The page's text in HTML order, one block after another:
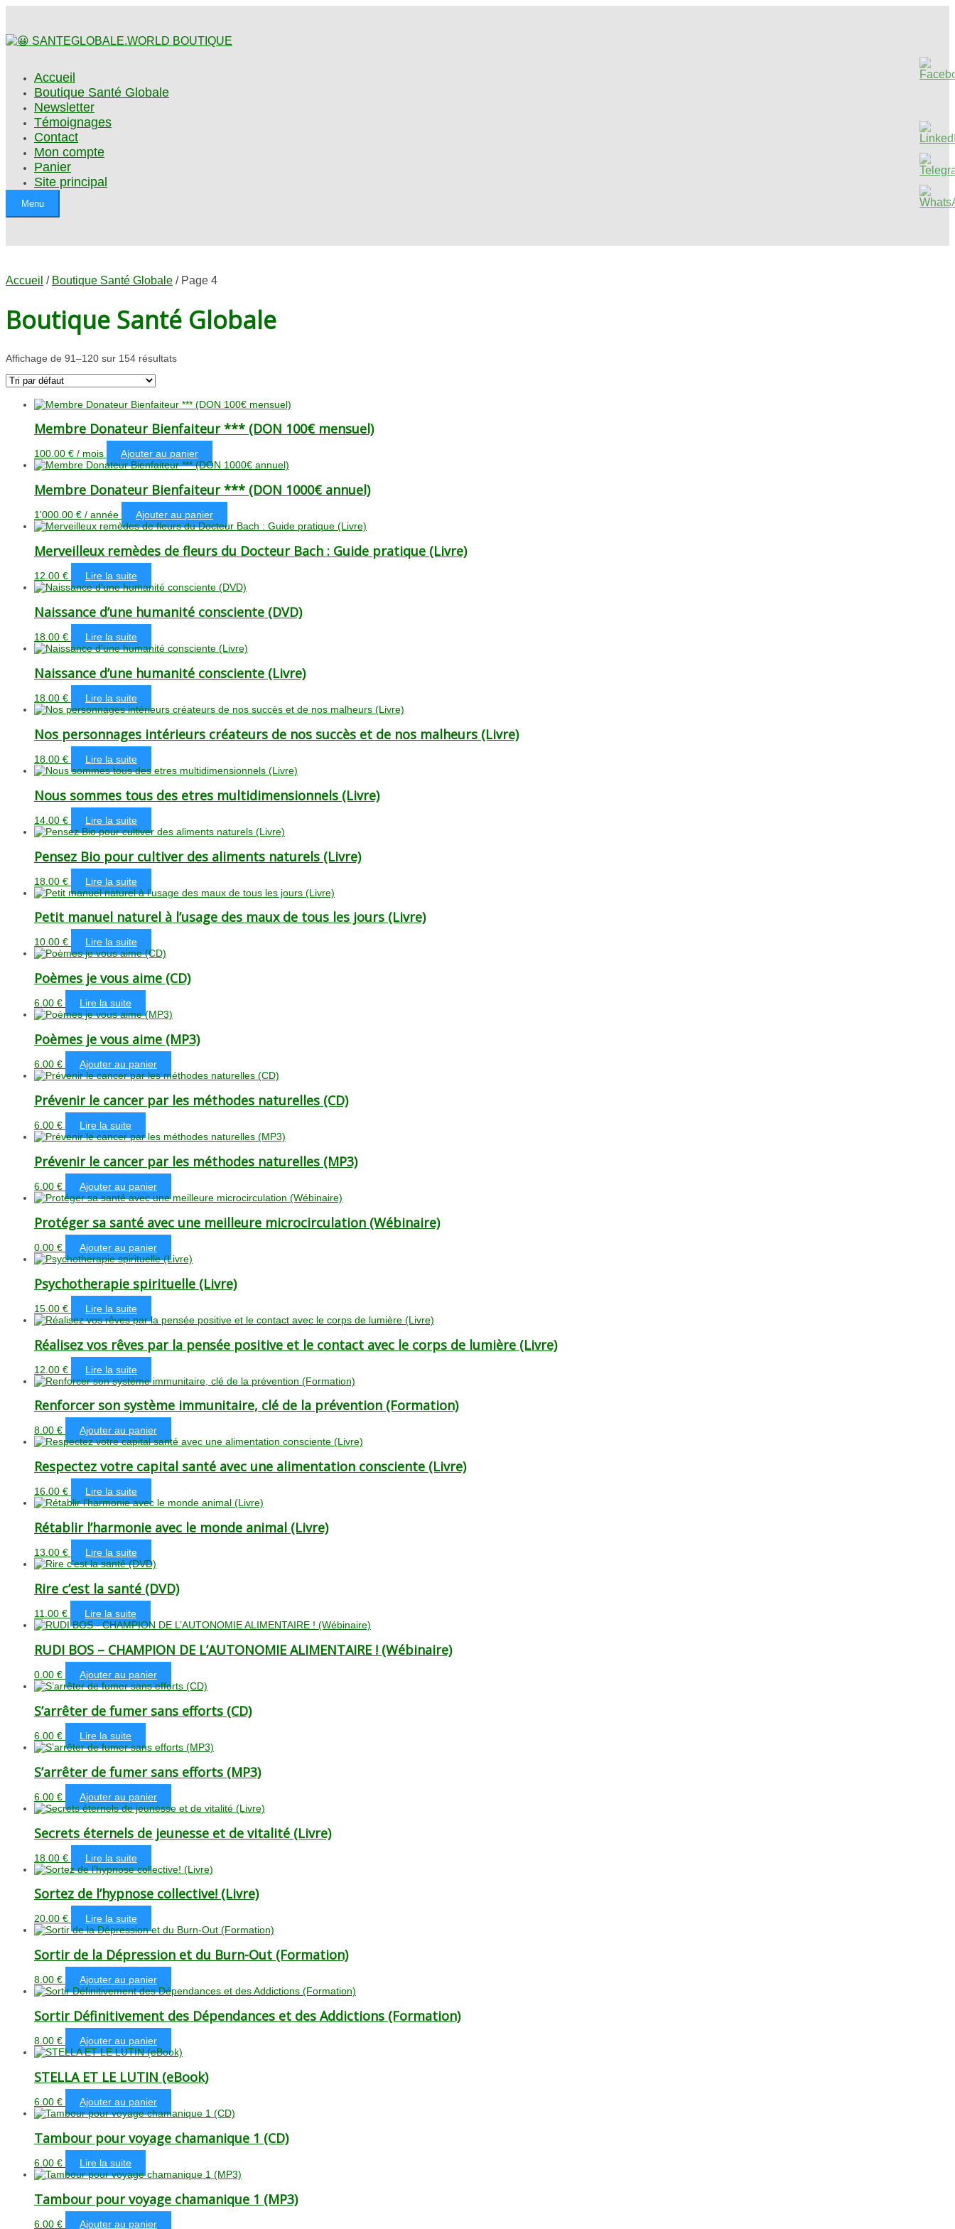
Accueil
Boutique Santé Globale
Newsletter
Témoignages
Contact
Mon compte
Panier
Site principal
Menu
Accueil / Boutique Santé Globale / Page 4
Boutique Santé Globale
Affichage de 91–120 sur 154 résultats
Membre Donateur Bienfaiteur *** (DON 100€ mensuel)
100.00 € / mois Ajouter au panier
Membre Donateur Bienfaiteur *** (DON 1000€ annuel)
1'000.00 € / année Ajouter au panier
Merveilleux remèdes de fleurs du Docteur Bach : Guide pratique (Livre)
12.00 € Lire la suite
Naissance d’une humanité consciente (DVD)
18.00 € Lire la suite
Naissance d’une humanité consciente (Livre)
18.00 € Lire la suite
Nos personnages intérieurs créateurs de nos succès et de nos malheurs (Livre)
18.00 € Lire la suite
Nous sommes tous des etres multidimensionnels (Livre)
14.00 € Lire la suite
Pensez Bio pour cultiver des aliments naturels (Livre)
18.00 € Lire la suite
Petit manuel naturel à l’usage des maux de tous les jours (Livre)
10.00 € Lire la suite
Poèmes je vous aime (CD)
6.00 € Lire la suite
Poèmes je vous aime (MP3)
6.00 € Ajouter au panier
Prévenir le cancer par les méthodes naturelles (CD)
6.00 € Lire la suite
Prévenir le cancer par les méthodes naturelles (MP3)
6.00 € Ajouter au panier
Protéger sa santé avec une meilleure microcirculation (Wébinaire)
0.00 € Ajouter au panier
Psychotherapie spirituelle (Livre)
15.00 € Lire la suite
Réalisez vos rêves par la pensée positive et le contact avec le corps de lumière (Livre)
12.00 € Lire la suite
Renforcer son système immunitaire, clé de la prévention (Formation)
8.00 € Ajouter au panier
Respectez votre capital santé avec une alimentation consciente (Livre)
16.00 € Lire la suite
Rétablir l’harmonie avec le monde animal (Livre)
13.00 € Lire la suite
Rire c’est la santé (DVD)
11.00 € Lire la suite
RUDI BOS – CHAMPION DE L’AUTONOMIE ALIMENTAIRE ! (Wébinaire)
0.00 € Ajouter au panier
S’arrêter de fumer sans efforts (CD)
6.00 € Lire la suite
S’arrêter de fumer sans efforts (MP3)
6.00 € Ajouter au panier
Secrets éternels de jeunesse et de vitalité (Livre)
18.00 € Lire la suite
Sortez de l’hypnose collective! (Livre)
20.00 € Lire la suite
Sortir de la Dépression et du Burn-Out (Formation)
8.00 € Ajouter au panier
Sortir Définitivement des Dépendances et des Addictions (Formation)
8.00 € Ajouter au panier
STELLA ET LE LUTIN (eBook)
6.00 € Ajouter au panier
Tambour pour voyage chamanique 1 (CD)
6.00 € Lire la suite
Tambour pour voyage chamanique 1 (MP3)
6.00 €
Ajouter au panier